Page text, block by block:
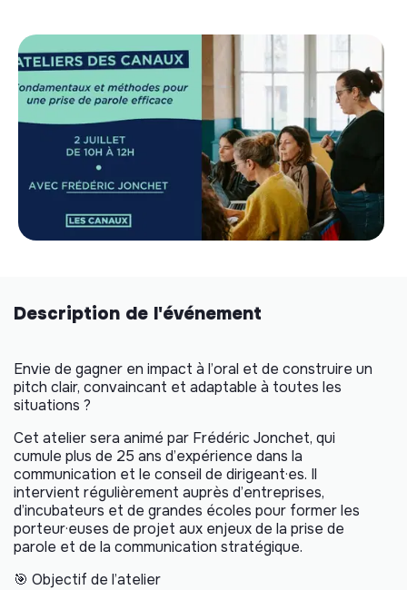
Description de l'événement
Envie de gagner en impact à l’oral et de construire un
pitch clair, convaincant et adaptable à toutes les
situations ?
Cet atelier sera animé par Frédéric Jonchet, qui
cumule plus de 25 ans d’expérience dans la
communication et le conseil de dirigeant·es. Il
intervient régulièrement auprès d’entreprises,
d’incubateurs et de grandes écoles pour former les
porteur·euses de projet aux enjeux de la prise de
parole et de la communication stratégique.
🎯 Objectif de l’atelier